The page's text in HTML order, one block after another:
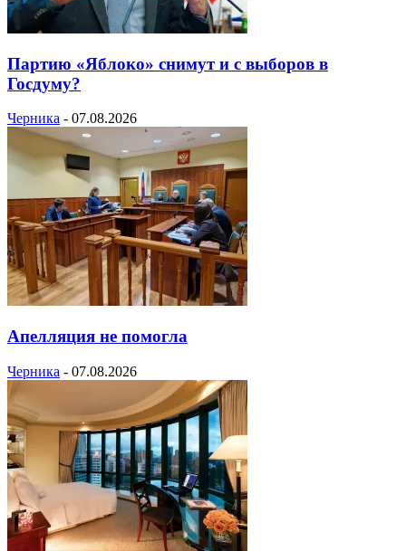
Партию «Яблоко» снимут и с выборов в
Госдуму?
Черника - 07.08.2026
Апелляция не помогла
Черника - 07.08.2026